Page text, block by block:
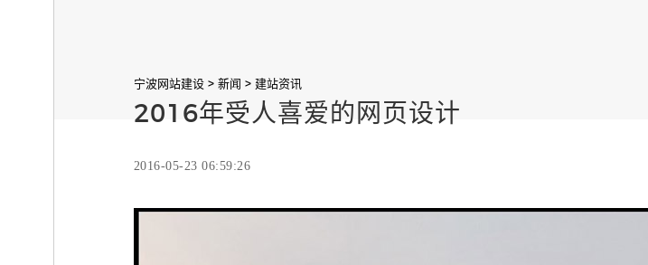
宁波网站建设> 新闻 > 建站资讯
2016年受人喜爱的网页设计
2016-05-23 06:59:26